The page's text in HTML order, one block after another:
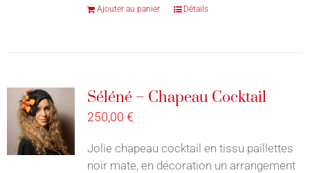
Ajouter au panier Détails
Séléné – Chapeau Cocktail
250,00 €
Jolie chapeau cocktail en tissu paillettes
noir mate, en décoration un arrangement